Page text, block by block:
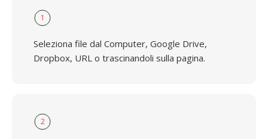
1
Seleziona file dal Computer, Google Drive,
Dropbox, URL o trascinandoli sulla pagina.
2